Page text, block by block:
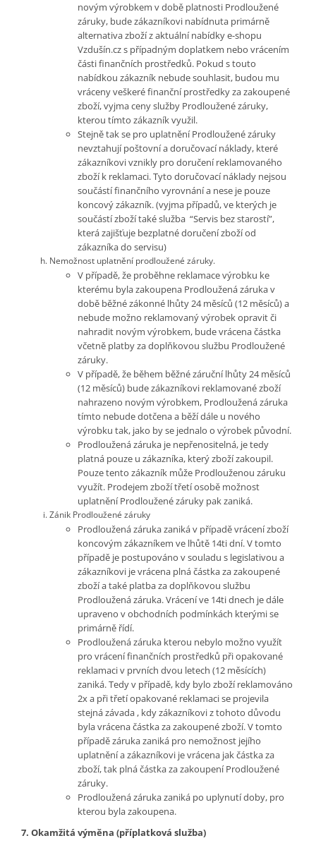
novým výrobkem v době platnosti Prodloužené
záruky, bude zákazníkovi nabídnuta primárně
alternativa zboží z aktuální nabídky e-shopu
Vzdušín.cz s případným doplatkem nebo vrácením
části finančních prostředků. Pokud s touto
nabídkou zákazník nebude souhlasit, budou mu
vráceny veškeré finanční prostředky za zakoupené
zboží, vyjma ceny služby Prodloužené záruky,
kterou tímto zákazník využil.
Stejně tak se pro uplatnění Prodloužené záruky
nevztahují poštovní a doručovací náklady, které
zákazníkovi vznikly pro doručení reklamovaného
zboží k reklamaci. Tyto doručovací náklady nejsou
součástí finančního vyrovnání a nese je pouze
koncový zákazník. (vyjma případů, ve kterých je
součástí zboží také služba “Servis bez starostí”,
která zajišťuje bezplatné doručení zboží od
zákazníka do servisu)
Nemožnost uplatnění prodloužené záruky.
V případě, že proběhne reklamace výrobku ke
kterému byla zakoupena Prodloužená záruka v
době běžné zákonné lhůty 24 měsíců (12 měsíců) a
nebude možno reklamovaný výrobek opravit či
nahradit novým výrobkem, bude vrácena částka
včetně platby za doplňkovou službu Prodloužené
záruky.
V případě, že během běžné záruční lhůty 24 měsíců
(12 měsíců) bude zákazníkovi reklamované zboží
nahrazeno novým výrobkem, Prodloužená záruka
tímto nebude dotčena a běží dále u nového
výrobku tak, jako by se jednalo o výrobek původní.
Prodloužená záruka je nepřenositelná, je tedy
platná pouze u zákazníka, který zboží zakoupil.
Pouze tento zákazník může Prodlouženou záruku
využít. Prodejem zboží třetí osobě možnost
uplatnění Prodloužené záruky pak zaniká.
Zánik Prodloužené záruky
Prodloužená záruka zaniká v případě vrácení zboží
koncovým zákazníkem ve lhůtě 14ti dní. V tomto
případě je postupováno v souladu s legislativou a
zákazníkovi je vrácena plná částka za zakoupené
zboží a také platba za doplňkovou službu
Prodloužená záruka. Vrácení ve 14ti dnech je dále
upraveno v obchodních podmínkách kterými se
primárně řídí.
Prodloužená záruka kterou nebylo možno využít
pro vrácení finančních prostředků při opakované
reklamaci v prvních dvou letech (12 měsících)
zaniká. Tedy v případě, kdy bylo zboží reklamováno
2x a při třetí opakované reklamaci se projevila
stejná závada , kdy zákazníkovi z tohoto důvodu
byla vrácena částka za zakoupené zboží. V tomto
případě záruka zaniká pro nemožnost jejího
uplatnění a zákazníkovi je vrácena jak částka za
zboží, tak plná částka za zakoupení Prodloužené
záruky.
Prodloužená záruka zaniká po uplynutí doby, pro
kterou byla zakoupena.
7. Okamžitá výměna (příplatková služba)